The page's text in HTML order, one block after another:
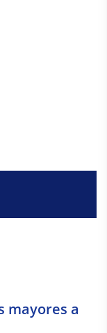
mayores a